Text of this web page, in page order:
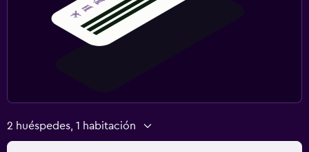
La comida se puede entregar en el alojamiento
2 huéspedes, 1 habitación